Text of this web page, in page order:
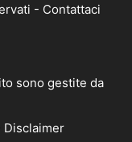
- Contattaci
sono gestite da
Disclaimer